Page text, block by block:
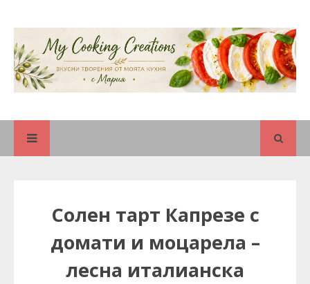
Солен тарт Капрезе с
домати и моцарела –
лесна италианска